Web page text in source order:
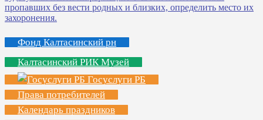
Фонд Калтасинский рн
Калтасинский РИК Музей
Госуслуги РБ
Права потребителей
Календарь праздников